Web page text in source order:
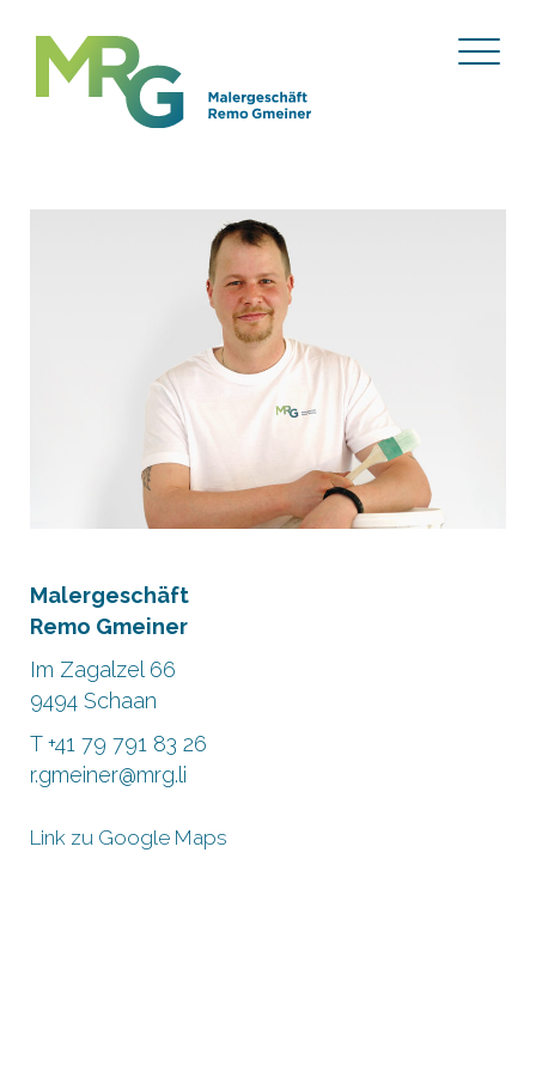
Malergeschäft
Remo Gmeiner
Im Zagalzel 66
9494 Schaan
T +41 79 791 83 26
r.gmeiner@mrg.li
Link zu Google Maps